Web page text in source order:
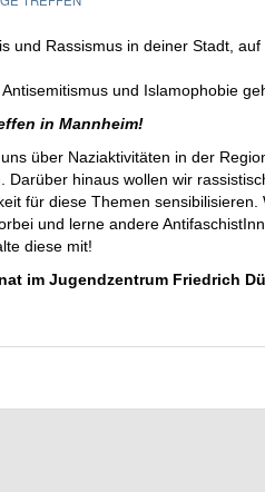
und Ras­sis­mus in dei­ner Stadt,
und Is­la­mo­pho­bie
in Mann­heim!
über Na­zi­ak­ti­vi­tä­ten in der
hin­aus wol­len wir
für diese The­men
und lerne an­de­re
diese mit!
im Ju­gend­zen­trum Fried­rich